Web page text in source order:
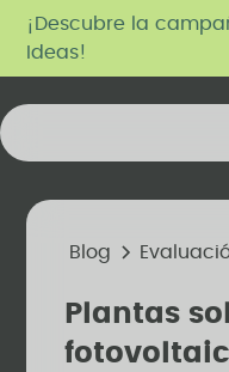
¡Descubre la
Ideas!
Blog
Plantas